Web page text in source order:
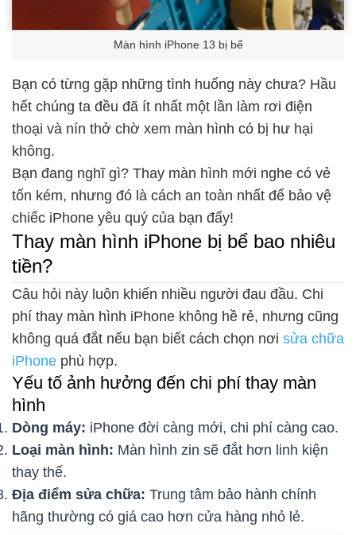
Màn hình iPhone 13 bị bể
Bạn có từng gặp những tình huống này chưa? Hầu
hết chúng ta đều đã ít nhất một lần làm rơi điện
thoại và nín thở chờ xem màn hình có bị hư hại
không.
Bạn đang nghĩ gì? Thay màn hình mới nghe có vẻ
tốn kém, nhưng đó là cách an toàn nhất để bảo vệ
chiếc iPhone yêu quý của bạn đấy!
Thay màn hình iPhone bị bể bao nhiêu
tiền?
Câu hỏi này luôn khiến nhiều người đau đầu. Chi
phí thay màn hình iPhone không hề rẻ, nhưng cũng
không quá đắt nếu bạn biết cách chọn nơi sửa chữa
iPhone phù hợp.
Yếu tố ảnh hưởng đến chi phí thay màn
hình
Dòng máy: iPhone đời càng mới, chi phí càng cao.
Loại màn hình: Màn hình zin sẽ đắt hơn linh kiện
thay thế.
Địa điểm sửa chữa: Trung tâm bảo hành chính
hãng thường có giá cao hơn cửa hàng nhỏ lẻ.